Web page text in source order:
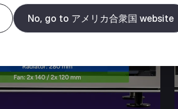
No, go to アメリカ合衆国 website